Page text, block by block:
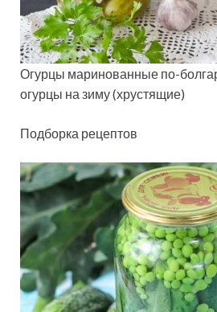
Огурцы маринованные по-
огурцы на зиму (хрустящие)
Подборка рецептов